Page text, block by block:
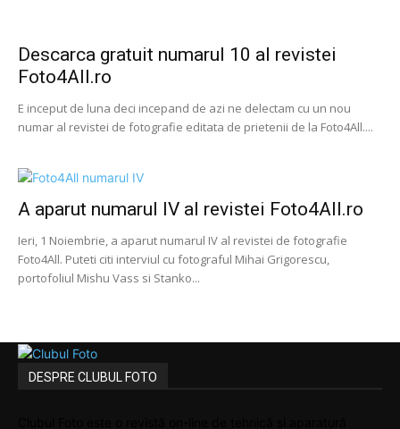
Descarca gratuit numarul 10 al revistei
Foto4All.ro
E inceput de luna deci incepand de azi ne delectam cu un nou
numar al revistei de fotografie editata de prietenii de la Foto4All....
A aparut numarul IV al revistei Foto4All.ro
Ieri, 1 Noiembrie, a aparut numarul IV al revistei de fotografie
Foto4All. Puteti citi interviul cu fotograful Mihai Grigorescu,
portofoliul Mishu Vass si Stanko...
DESPRE CLUBUL FOTO